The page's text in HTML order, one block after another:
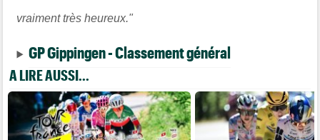
vraiment très heureux."
GP Gippingen - Classement général
A LIRE AUSSI...